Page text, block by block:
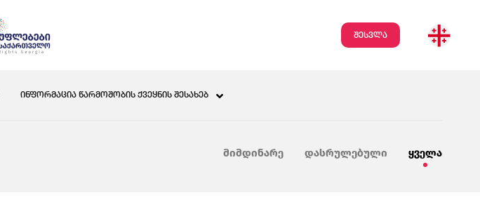
შესვლა
ᲘᲜᲤᲝᲠᲛᲐᲪᲘᲐ ᲬᲐᲠᲛᲝᲨᲝᲑᲘᲡ ᲥᲕᲔᲧᲜᲘᲡ ᲨᲔᲡᲐᲮᲔᲑ
მიმდინარე დასრულებული ყველა